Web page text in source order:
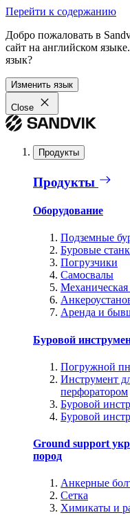
Перейти к содержанию
Добро пожаловать в
сайт на английском
язык?
Изменить язык
Close
Продукты
Продукты
Оборудование
Подземные
Буровые
Погрузчики
Самосвалы
Механическая
Аренда и
Буровой
Погружной
Инструмент
перфоратором
Буровой
Буровой
Ground support
пород
Анкерные
Сетка
Химикаты и